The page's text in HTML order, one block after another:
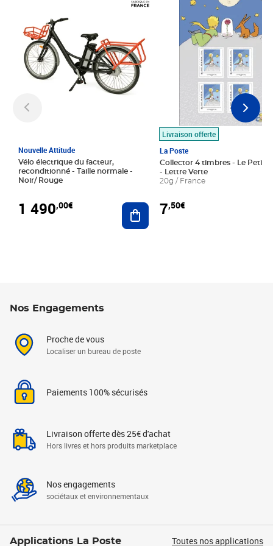
Nouvelle Attitude
Vélo électrique du facteur,
reconditionné - Taille normale -
Noir/ Rouge
1 490,00€ Ajouter au panier
Livraison offerte
La Poste
Collector 4 timbres - Le Petit
- Lettre Verte
20g / France
7,50€
Nos Engagements
Proche de vous
Localiser un bureau de poste
Paiements 100% sécurisés
Livraison offerte dès 25€ d'achat
Hors livres et hors produits marketplace
Nos engagements
sociétaux et environnementaux
Applications La Poste Toutes nos applications